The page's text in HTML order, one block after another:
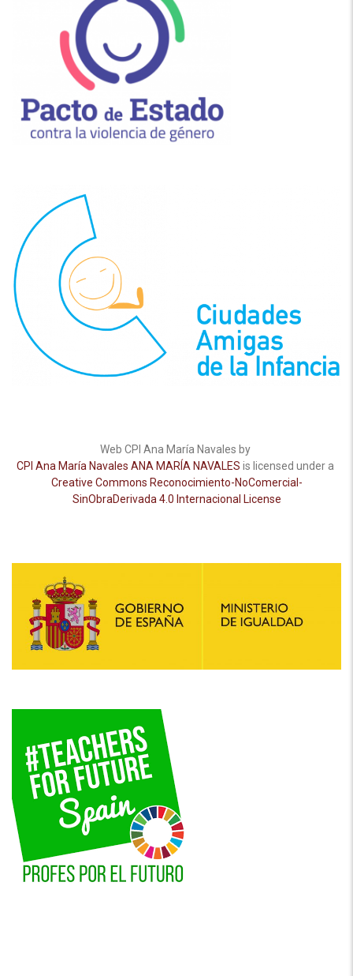
Web CPI Ana María Navales by
CPI Ana María Navales ANA MARÍA NAVALES is licensed under a
Creative Commons Reconocimiento-NoComercial-
SinObraDerivada 4.0 Internacional License